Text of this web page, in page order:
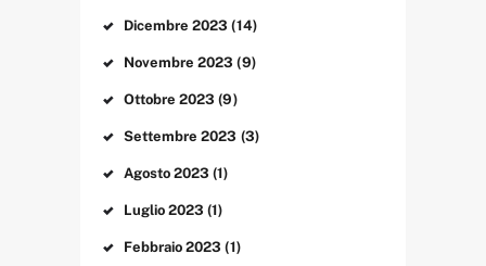
Dicembre2023 (14)
Novembre2023 (9)
Ottobre2023 (9)
Settembre2023 (3)
Agosto 2023 (1)
Luglio 2023 (1)
Febbraio2023 (1)